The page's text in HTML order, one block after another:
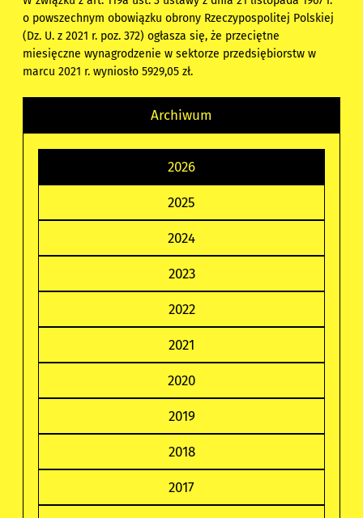
o powszechnym obowiązku obrony Rzeczypospolitej Polskiej
(Dz. U. z 2021 r. poz. 372) ogłasza się, że przeciętne
miesięczne wynagrodzenie w sektorze przedsiębiorstw w
marcu 2021 r. wyniosło 5929,05 zł.
Archiwum
2026
2025
2024
2023
2022
2021
2020
2019
2018
2017